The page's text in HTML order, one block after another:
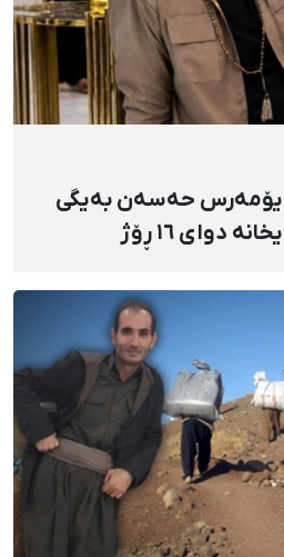
حەسەن بەیگی
لە گرتنگەوە بۆ بەندیخانە دوای ١٦ ڕۆژ